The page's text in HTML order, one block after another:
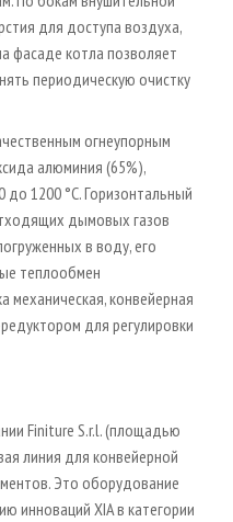
для доступа воздуха,
фасаде котла позволяет
периодическую очистку
огнеупорным
алюминия (65%),
1200 °C. Горизонтальный
дымовых газов
в воду, его
теплообмен
механическая, конвейерная
для регулировки
Finiture S.r.l. (площадью
линия для конвейерной
Это оборудование
инноваций XIA в категории